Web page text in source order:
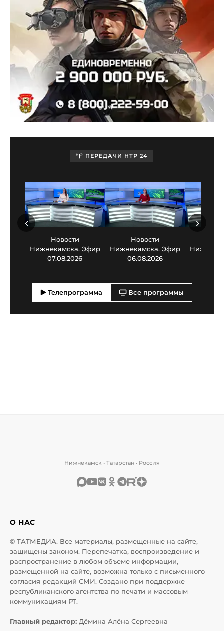
ПЕРЕДАЧИ НТР 24
Новости
Нижнекамска. Эфир
07.08.2026
Новости
Нижнекамска. Эфир
06.08.2026
‹ ›
Телепрограмма Все программы
Нижнекамск • Татарстан • Россия
О НАС
© ТАТМЕДИА. Все материалы, размещенные на сайте,
защищены законом. Перепечатка, воспроизведение и
распространение в любом объеме информации,
размещенной на сайте, возможна только с письменного
согласия редакций СМИ. Создано при поддержке
республиканского агентства по печати и массовым
коммуникациям РТ.
Главный редактор: Дёмина Алёна Сергеевна